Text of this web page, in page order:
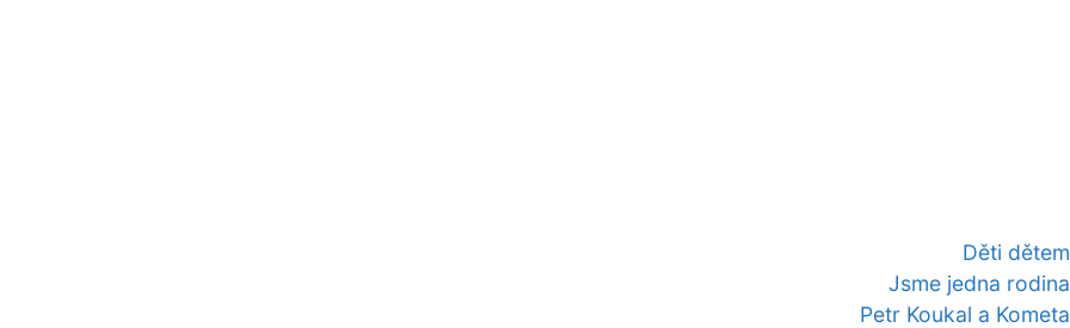
Děti dětem
Jsme jedna rodina
Petr Koukal a Kometa